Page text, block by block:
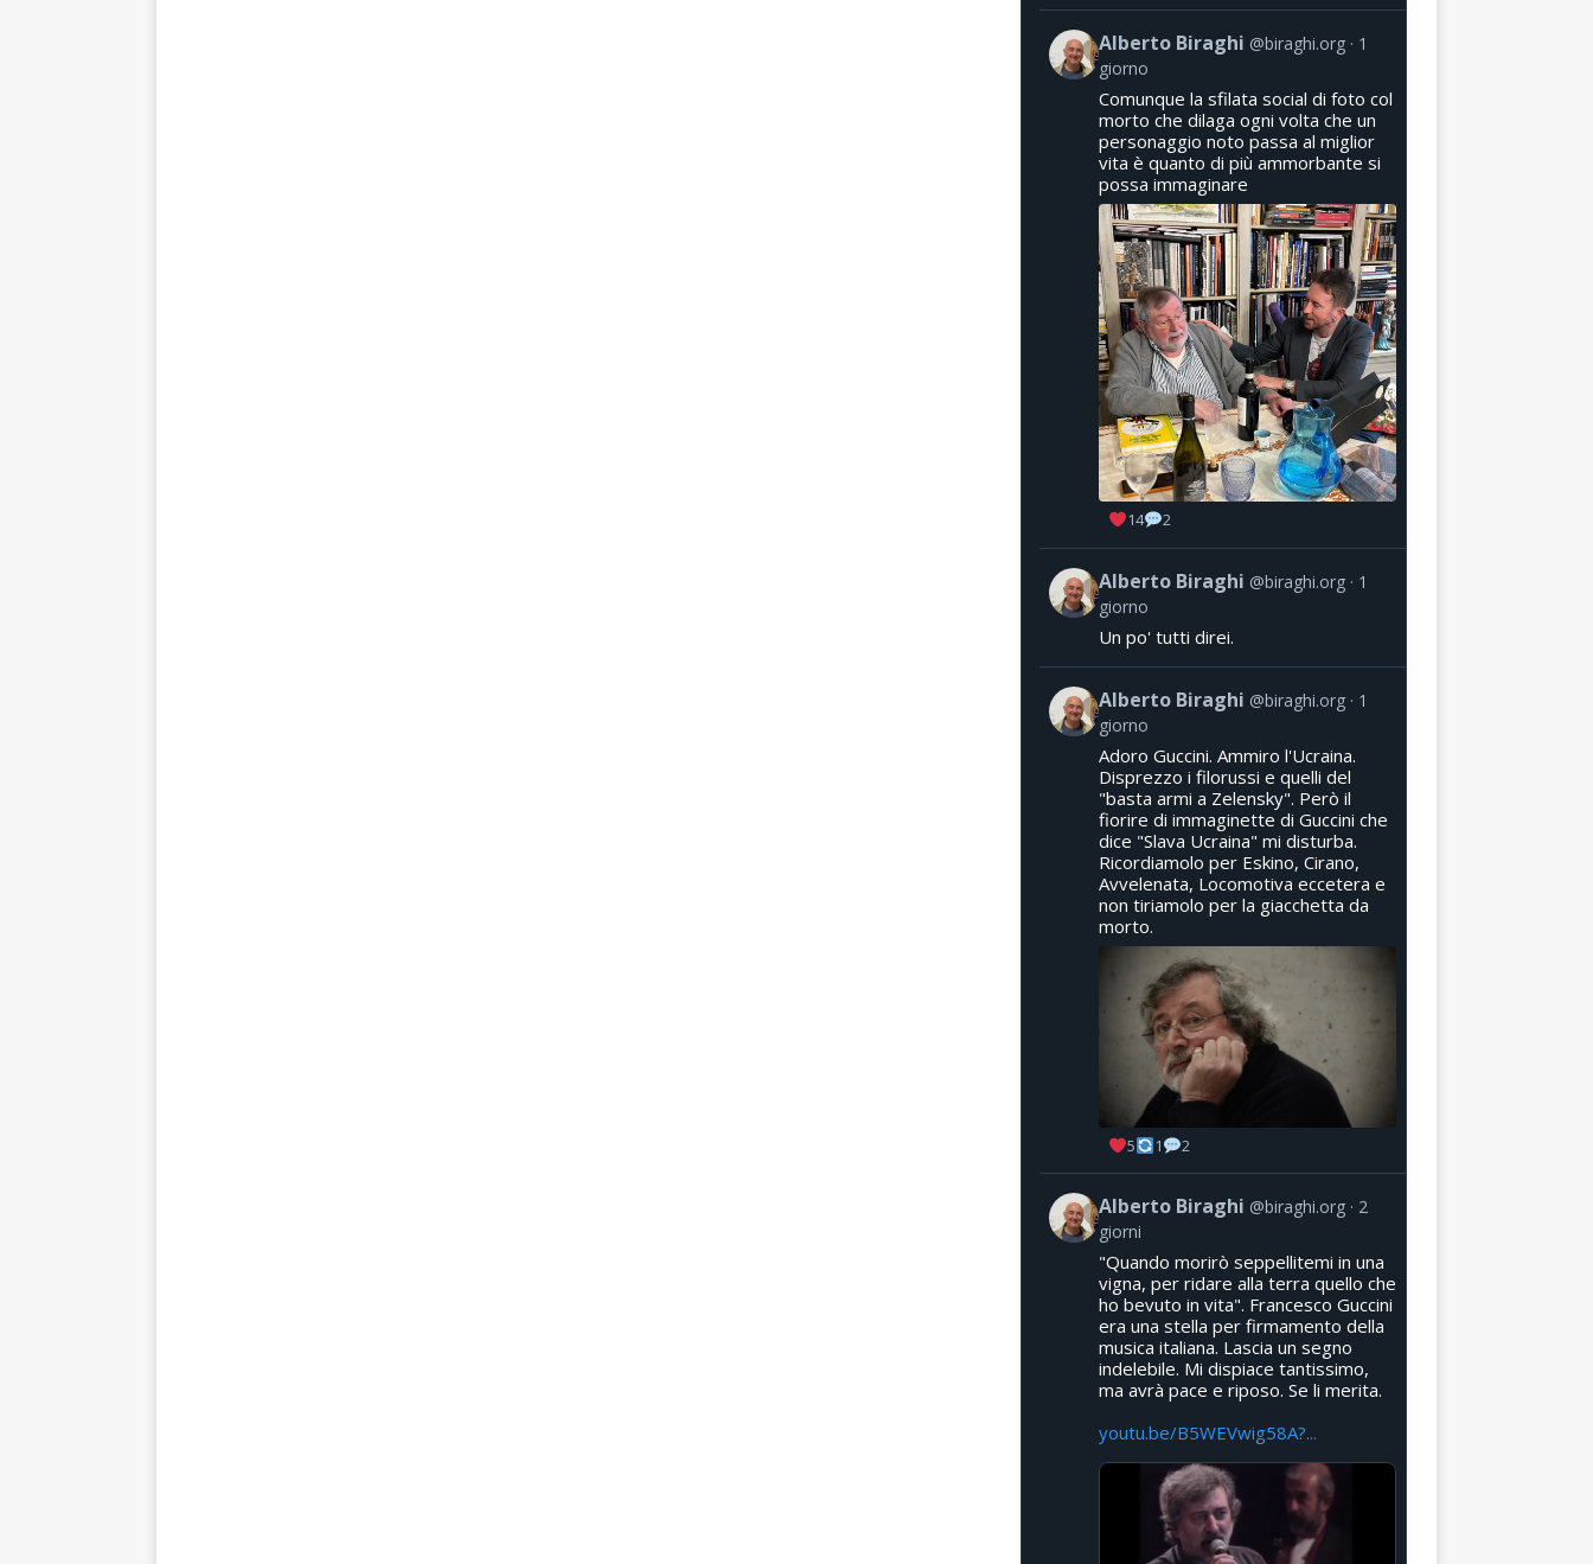
Alberto Biraghi @biraghi.org
1
giorno
Comunque la sfilata social di foto col
morto che dilaga ogni volta che un
personaggio noto passa al miglior
vita è quanto di più ammorbante si
possa immaginare
14 2
Alberto Biraghi @biraghi.org
1
giorno
Un po' tutti direi.
Alberto Biraghi @biraghi.org
1
giorno
Adoro Guccini. Ammiro l'Ucraina.
Disprezzo i filorussi e quelli del
"basta armi a Zelensky". Però il
fiorire di immaginette di Guccini che
dice "Slava Ucraina" mi disturba.
Ricordiamolo per Eskino, Cirano,
Avvelenata, Locomotiva eccetera e
non tiriamolo per la giacchetta da
morto.
5 1 2
Alberto Biraghi @biraghi.org
2
giorni
"Quando morirò seppellitemi in una
vigna, per ridare alla terra quello che
ho bevuto in vita". Francesco Guccini
era una stella per firmamento della
musica italiana. Lascia un segno
indelebile. Mi dispiace tantissimo,
ma avrà pace e riposo. Se li merita.
youtu.be/B5WEVwig58A?...